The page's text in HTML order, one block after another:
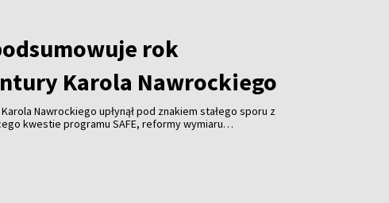
rok
Karola Nawrockiego
Nawrockiego upłynął pod znakiem stałego sporu z
kwestie programu SAFE, reformy wymiaru
z Ukrainą.